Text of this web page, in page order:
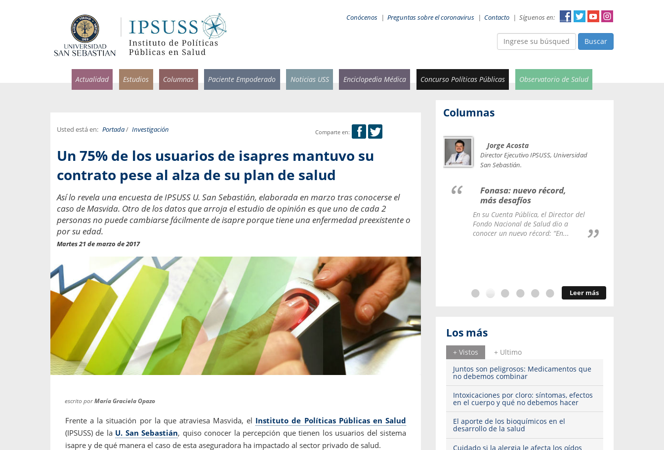
Conócenos | Preguntas sobre el coronavirus | Contacto | Síguenos en:
Buscar
Actualidad Estudios Columnas Paciente Empoderado Noticias USS Enciclopedia Médica Concurso Políticas Públicas Observatorio de Salud
Comparte en:
Usted está en: Portada/ Investigación
Un 75% de los usuarios de isapres mantuvo su
contrato pese al alza de su plan de salud
Así lo revela una encuesta de IPSUSS U. San Sebastián, elaborada en marzo tras conocerse el
caso de Masvida. Otro de los datos que arroja el estudio de opinión es que uno de cada 2
personas no puede cambiarse fácilmente de isapre porque tiene una enfermedad preexistente o
por su edad.
Martes 21 de marzo de 2017
escrito porMaría Graciela Opazo
Frente a la situación por la que atraviesa Masvida, el Instituto de Políticas Públicas en Salud
(IPSUSS) de la U. San Sebastián, quiso conocer la percepción que tienen los usuarios del sistema
isapre y de qué manera el caso de esta aseguradora ha impactado al sector privado de salud.
Columnas
por incapacidad
entregados por la
sobre viajes al extranjero
que deben hacer...
Infectólogo y profesor asistente de
Usamos la palabra pandemia cuando
una enfermedad contagiosa se
propaga a un gran número de...
Decana facultad de Odontología,
salud bucal?
En Chile, nadie muere de caries ni de
enfermedades periodontales. Sin
Jorge Acosta
Director Ejecutivo IPSUSS, Universidad
San Sebastián.
Fonasa: nuevo récord,
más desafíos
En su Cuenta Pública, el Director del
Fondo Nacional de Salud dio a
conocer un nuevo récord: “En...
Leer más
Los más
+ Vistos
+ Ultimo
Juntos son peligrosos: Medicamentos que
no debemos combinar
Intoxicaciones por cloro: síntomas, efectos
en el cuerpo y qué no debemos hacer
El aporte de los bioquímicos en el
desarrollo de la salud
Cuidado si la alergia le afecta los oídos